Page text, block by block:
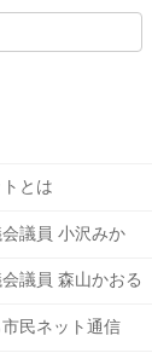
とは
議員 小沢みか
議員 森山かおる
民ネット通信